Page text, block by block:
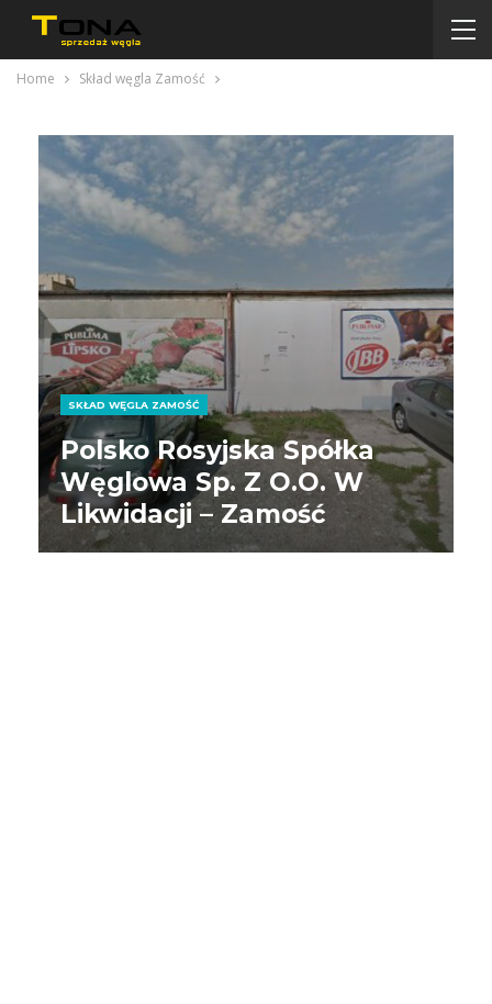
Home Skład węgla Zamość
SKŁAD WĘGLA ZAMOŚĆ
Polsko Rosyjska Spółka
Węglowa Sp. Z O.o. W
Likwidacji – Zamość